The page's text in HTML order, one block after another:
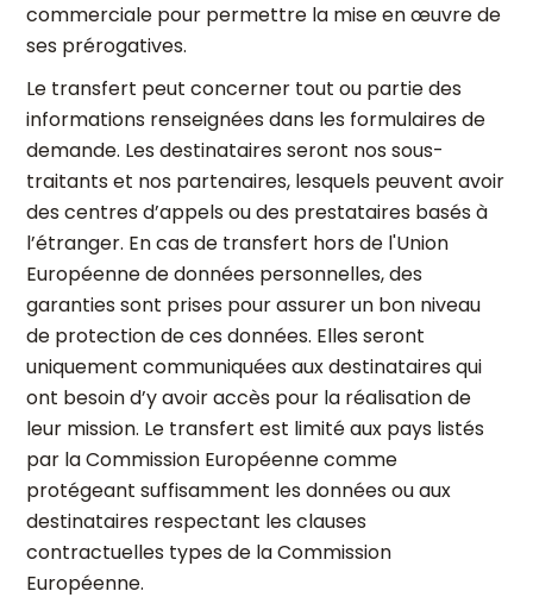
commerciale pour permettre la mise en œuvre de
ses prérogatives.
Le transfert peut concerner tout ou partie des
informations renseignées dans les formulaires de
demande. Les destinataires seront nos sous-
traitants et nos partenaires, lesquels peuvent avoir
des centres d’appels ou des prestataires basés à
l’étranger. En cas de transfert hors de l'Union
Européenne de données personnelles, des
garanties sont prises pour assurer un bon niveau
de protection de ces données. Elles seront
uniquement communiquées aux destinataires qui
ont besoin d’y avoir accès pour la réalisation de
leur mission. Le transfert est limité aux pays listés
par la Commission Européenne comme
protégeant suffisamment les données ou aux
destinataires respectant les clauses
contractuelles types de la Commission
Européenne.